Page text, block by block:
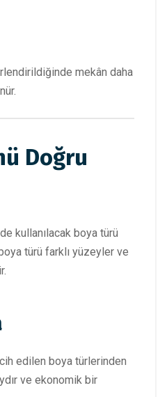
mekân daha
Doğru
kullanılacak boya türü
türü farklı yüzeyler ve
edilen boya türlerinden
ve ekonomik bir